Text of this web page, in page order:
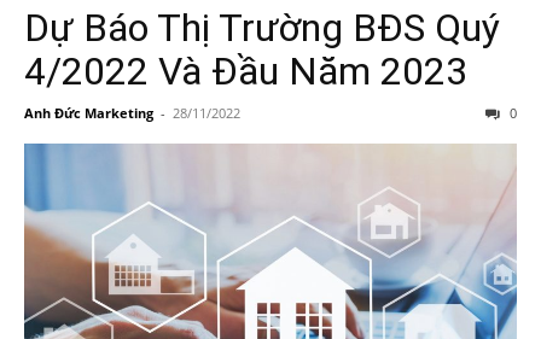
Dự Báo Thị Trường BĐS Quý
4/2022 Và Đầu Năm 2023
Anh Đức Marketing - 28/11/2022 0